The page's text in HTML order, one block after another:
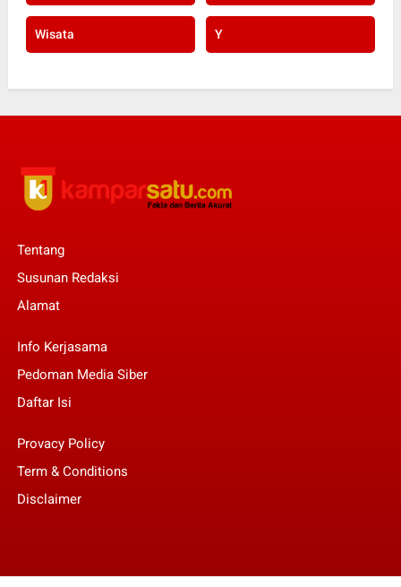
Wisata Y
Tentang
Susunan Redaksi
Alamat
Info Kerjasama
Pedoman Media Siber
Daftar Isi
Provacy Policy
Term & Conditions
Disclaimer